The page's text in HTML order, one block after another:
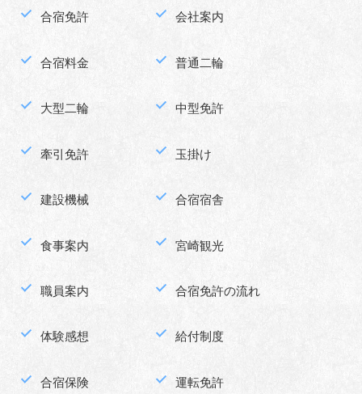
合宿免許 会社案内
合宿料金 普通二輪
大型二輪 中型免許
牽引免許 玉掛け
建設機械 合宿宿舎
食事案内 宮崎観光
職員案内 合宿免許の流れ
体験感想 給付制度
合宿保険 運転免許